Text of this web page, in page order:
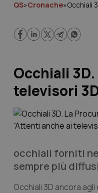
QS»Cronache»Occhiali
Occhiali
televisori
occhiali forniti
sempre più
Occhiali 3D ancora